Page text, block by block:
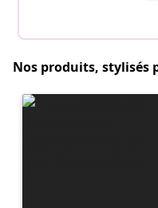
Nos produits, stylisés